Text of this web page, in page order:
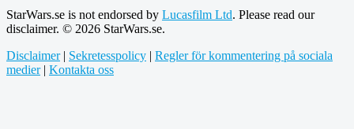
StarWars.se is not endorsed by Lucasfilm Ltd. Please read our
disclaimer. © 2026 StarWars.se.
Disclaimer| Sekretesspolicy | Regler för kommentering på sociala
medier| Kontakta oss